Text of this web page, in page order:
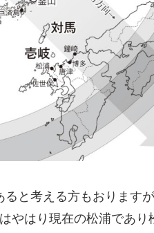
と考える方もおります
やはり現在の松浦であ